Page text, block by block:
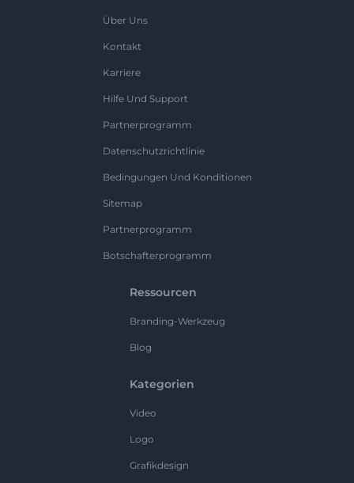
Über Uns
Kontakt
Karriere
Hilfe Und Support
Partnerprogramm
Datenschutzrichtlinie
Bedingungen Und Konditionen
Sitemap
Partnerprogramm
Botschafterprogramm
Ressourcen
Branding-Werkzeug
Blog
Kategorien
Video
Logo
Grafikdesign